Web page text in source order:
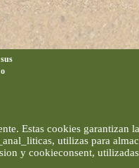
Estas cookies garantizan
utilizas para
y cookieconsent,